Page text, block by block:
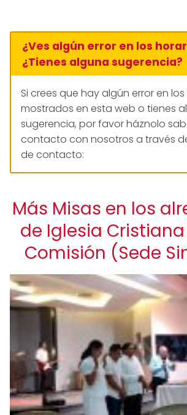
¿Ves algún error en los
¿Tienes alguna sugerencia?
Si crees que hay algún error en
mostrados en esta web o tienes
sugerencia, por favor háznolo
contacto con nosotros a través
de contacto:
Más Misas en los
de Iglesia Cristiana
Comisión (Sede